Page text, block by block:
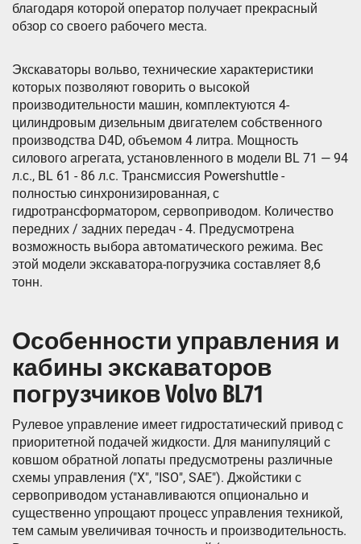
благодаря которой оператор получает прекрасный
обзор со своего рабочего места.
Экскаваторы вольво, технические характеристики
которых позволяют говорить о высокой
производительности машин, комплектуются 4-
цилиндровым дизельным двигателем собственного
производства D4D, объемом 4 литра. Мощность
силового агрегата, установленного в модели BL 71 — 94
л.с., BL 61 - 86 л.с. Трансмиссия Powershuttle -
полностью синхронизированная, с
гидротрансформатором, сервоприводом. Количество
передних / задних передач - 4. Предусмотрена
возможность выбора автоматического режима. Вес
этой модели экскаватора-погрузчика составляет 8,6
тонн.
Особенности управления и
кабины экскаваторов
погрузчиков Volvo BL71
Рулевое управление имеет гидростатический привод с
приоритетной подачей жидкости. Для манипуляций с
ковшом обратной лопаты предусмотрены различные
схемы управления ("X", "ISO", SAE"). Джойстики с
сервоприводом устанавливаются опционально и
существенно упрощают процесс управления техникой,
тем самым увеличивая точность и производительность.